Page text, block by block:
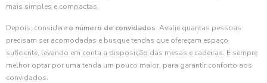
mais simples e compactas.
Depois, considere o número de convidados. Avalie quantas pessoas
precisam ser acomodadas e busque tendas que ofereçam espaço
suficiente, levando em conta a disposição das mesas e cadeiras. É sempre
melhor optar por uma tenda um pouco maior, para garantir conforto aos
convidados.